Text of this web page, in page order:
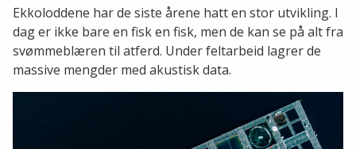
Ekkoloddene har de siste årene hatt en stor utvikling. I
dag er ikke bare en fisk en fisk, men de kan se på alt fra
svømmeblæren til atferd. Under feltarbeid lagrer de
massive mengder med akustisk data.